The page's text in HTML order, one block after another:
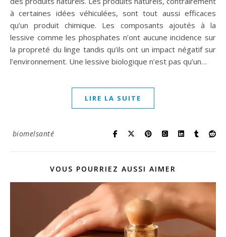
à certaines idées véhiculées, sont tout aussi efficaces
qu’un produit chimique. Les composants ajoutés à la
lessive comme les phosphates n’ont aucune incidence sur
la propreté du linge tandis qu’ils ont un impact négatif sur
l’environnement. Une lessive biologique n’est pas qu’un…
LIRE LA SUITE
biomelsanté
VOUS POURRIEZ AUSSI AIMER